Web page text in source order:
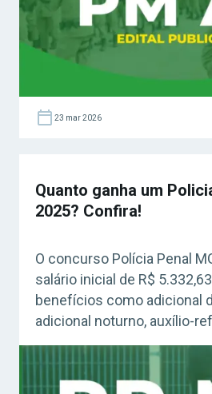
23 mar 2026
Quanto ganha um
2025? Confira!
O concurso Polícia Penal
salário inicial de R$
benefícios como adicional
adicional noturno, auxílio-
gratificação de
detalhes sobre a
da carreira!